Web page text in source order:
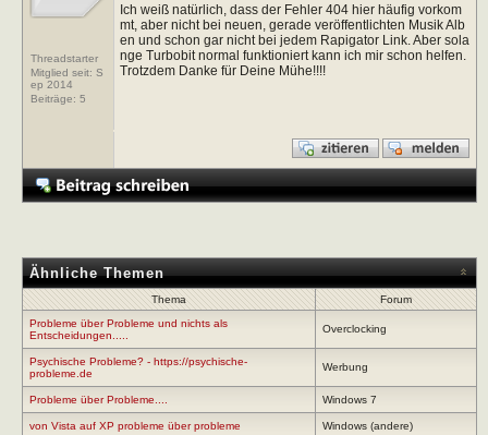
Threadstarter
Mitglied seit: S
ep 2014
Beiträge: 5
Ich weiß natürlich, dass der Fehler 404 hier häufig vorkom
mt, aber nicht bei neuen, gerade veröffentlichten Musik Alb
en und schon gar nicht bei jedem Rapigator Link. Aber sola
nge Turbobit normal funktioniert kann ich mir schon helfen.
Trotzdem Danke für Deine Mühe!!!!
Ähnliche Themen
Thema
Forum
Probleme über Probleme und nichts als
Entscheidungen.....
Overclocking
Psychische Probleme? - https://psychische-
probleme.de
Werbung
Probleme über Probleme.... Windows 7
von Vista auf XP probleme über probleme Windows (andere)